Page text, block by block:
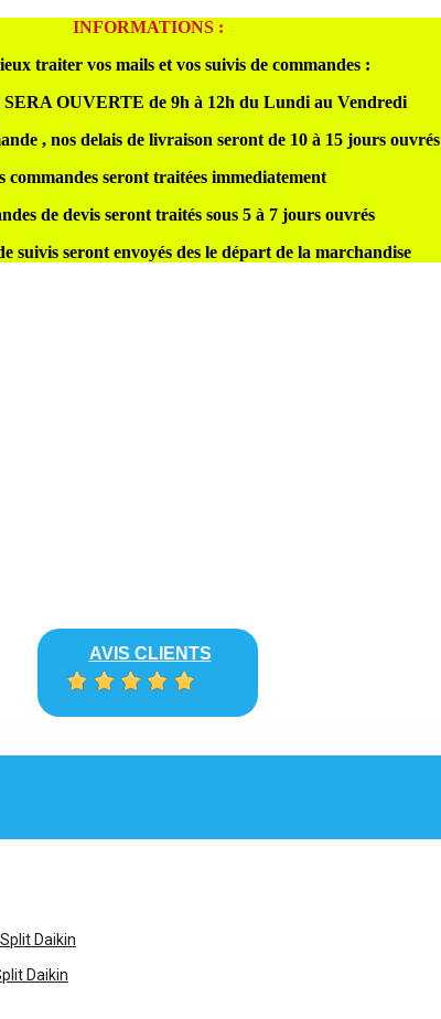
INFORMATIONS :
traiter vos mails et vos suivis de commandes :
OUVERTE de 9h à 12h du Lundi au Vendredi
, nos delais de livraison seront de 10 à 15 jours ouvrés
commandes seront traitées immediatement
de devis seront traités sous 5 à 7 jours ouvrés
suivis seront envoyés des le départ de la marchandise
AVIS CLIENTS
Daikin
Daikin